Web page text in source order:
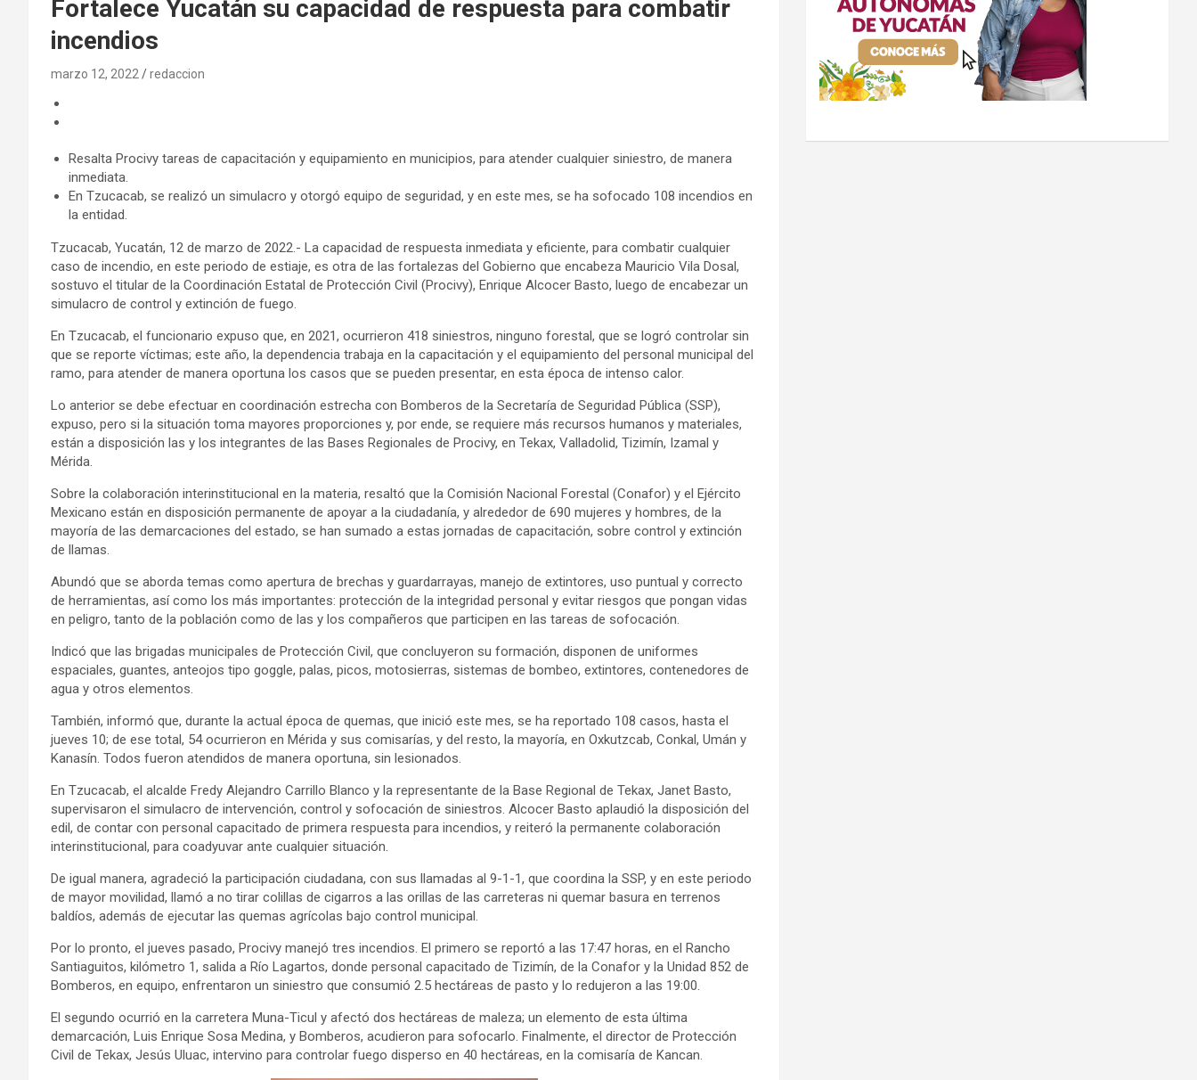
Fortalece Yucatán su capacidad de respuesta para combatir
incendios
marzo 12, 2022 redaccion
Resalta Procivy tareas de capacitación y equipamiento en municipios, para atender cualquier siniestro, de manera
inmediata.
En Tzucacab, se realizó un simulacro y otorgó equipo de seguridad, y en este mes, se ha sofocado 108 incendios en
la entidad.
Tzucacab, Yucatán, 12 de marzo de 2022.- La capacidad de respuesta inmediata y eficiente, para combatir cualquier
caso de incendio, en este periodo de estiaje, es otra de las fortalezas del Gobierno que encabeza Mauricio Vila Dosal,
sostuvo el titular de la Coordinación Estatal de Protección Civil (Procivy), Enrique Alcocer Basto, luego de encabezar un
simulacro de control y extinción de fuego.
En Tzucacab, el funcionario expuso que, en 2021, ocurrieron 418 siniestros, ninguno forestal, que se logró controlar sin
que se reporte víctimas; este año, la dependencia trabaja en la capacitación y el equipamiento del personal municipal del
ramo, para atender de manera oportuna los casos que se pueden presentar, en esta época de intenso calor.
Lo anterior se debe efectuar en coordinación estrecha con Bomberos de la Secretaría de Seguridad Pública (SSP),
expuso, pero si la situación toma mayores proporciones y, por ende, se requiere más recursos humanos y materiales,
están a disposición las y los integrantes de las Bases Regionales de Procivy, en Tekax, Valladolid, Tizimín, Izamal y
Mérida.
Sobre la colaboración interinstitucional en la materia, resaltó que la Comisión Nacional Forestal (Conafor) y el Ejército
Mexicano están en disposición permanente de apoyar a la ciudadanía, y alrededor de 690 mujeres y hombres, de la
mayoría de las demarcaciones del estado, se han sumado a estas jornadas de capacitación, sobre control y extinción
de llamas.
Abundó que se aborda temas como apertura de brechas y guardarrayas, manejo de extintores, uso puntual y correcto
de herramientas, así como los más importantes: protección de la integridad personal y evitar riesgos que pongan vidas
en peligro, tanto de la población como de las y los compañeros que participen en las tareas de sofocación.
Indicó que las brigadas municipales de Protección Civil, que concluyeron su formación, disponen de uniformes
espaciales, guantes, anteojos tipo goggle, palas, picos, motosierras, sistemas de bombeo, extintores, contenedores de
agua y otros elementos.
También, informó que, durante la actual época de quemas, que inició este mes, se ha reportado 108 casos, hasta el
jueves 10; de ese total, 54 ocurrieron en Mérida y sus comisarías, y del resto, la mayoría, en Oxkutzcab, Conkal, Umán y
Kanasín. Todos fueron atendidos de manera oportuna, sin lesionados.
En Tzucacab, el alcalde Fredy Alejandro Carrillo Blanco y la representante de la Base Regional de Tekax, Janet Basto,
supervisaron el simulacro de intervención, control y sofocación de siniestros. Alcocer Basto aplaudió la disposición del
edil, de contar con personal capacitado de primera respuesta para incendios, y reiteró la permanente colaboración
interinstitucional, para coadyuvar ante cualquier situación.
De igual manera, agradeció la participación ciudadana, con sus llamadas al 9-1-1, que coordina la SSP, y en este periodo
de mayor movilidad, llamó a no tirar colillas de cigarros a las orillas de las carreteras ni quemar basura en terrenos
baldíos, además de ejecutar las quemas agrícolas bajo control municipal.
Por lo pronto, el jueves pasado, Procivy manejó tres incendios. El primero se reportó a las 17:47 horas, en el Rancho
Santiaguitos, kilómetro 1, salida a Río Lagartos, donde personal capacitado de Tizimín, de la Conafor y la Unidad 852 de
Bomberos, en equipo, enfrentaron un siniestro que consumió 2.5 hectáreas de pasto y lo redujeron a las 19:00.
El segundo ocurrió en la carretera Muna-Ticul y afectó dos hectáreas de maleza; un elemento de esta última
demarcación, Luis Enrique Sosa Medina, y Bomberos, acudieron para sofocarlo. Finalmente, el director de Protección
Civil de Tekax, Jesús Uluac, intervino para controlar fuego disperso en 40 hectáreas, en la comisaría de Kancan.